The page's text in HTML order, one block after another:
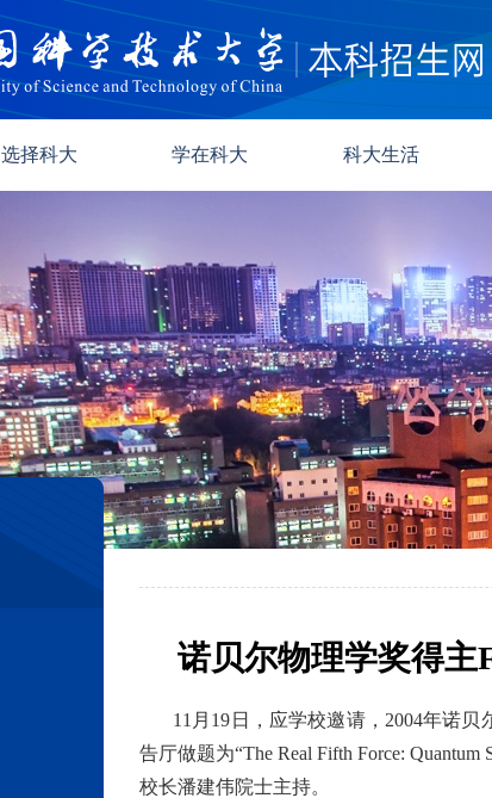
选择科大 学在科大 科大生活
诺贝尔物理学奖得主
11月19日，应学校邀请，2004年诺
告厅做题为“The Real Fifth Force:
校长潘建伟院士主持。